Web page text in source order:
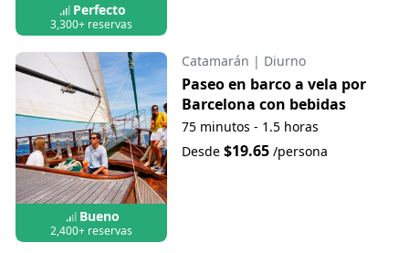
Perfecto
3,300+ reservas
Bueno
2,400+ reservas
Catamarán | Diurno
Paseo en barco a vela por
Barcelona con bebidas
75 minutos - 1.5 horas
Desde $19.65/persona